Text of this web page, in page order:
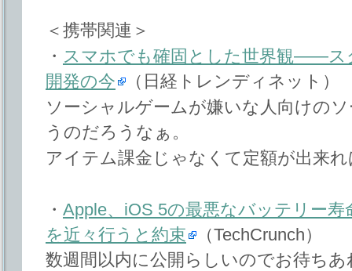
＜携帯関連＞
・ スマホでも確固とした世界観――ス
開発の今
（日経トレンディネット）
ソーシャルゲームが嫌いな人向けの
うのだろうなぁ。
アイテム課金じゃなくて定額が出来
・ Apple、iOS 5の最悪なバッテリー
を近々行うと約束
（TechCrunch）
数週間以内に公開らしいのでお待ちあ